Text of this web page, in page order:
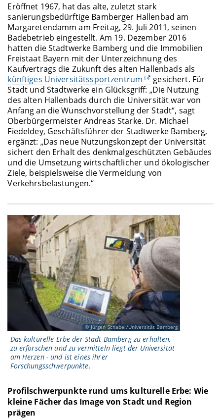
Eröffnet 1967, hat das alte, zuletzt stark
sanierungsbedürftige Bamberger Hallenbad am
Margaretendamm am Freitag, 29. Juli 2011, seinen
Badebetrieb eingestellt. Am 19. Dezember 2016
hatten die Stadtwerke Bamberg und die Immobilien
Freistaat Bayern mit der Unterzeichnung des
Kaufvertrags die Zukunft des alten Hallenbads als
künftiges Universitätssportzentrum
gesichert. Für
Stadt und Stadtwerke ein Glücksgriff: „Die Nutzung
des alten Hallenbads durch die Universität war von
Anfang an die Wunschvorstellung der Stadt“, sagt
Oberbürgermeister Andreas Starke. Dr. Michael
Fiedeldey, Geschäftsführer der Stadtwerke Bamberg,
ergänzt: „Das neue Nutzungskonzept der Universität
sichert den Erhalt des denkmalgeschützten Gebäudes
und die Umsetzung wirtschaftlicher und ökologischer
Ziele, beispielsweise die Vermeidung von
Verkehrsbelastungen.“
Jürgen Schabel/Universität Bamberg
Das kulturelle Erbe der Stadt Bamberg zu erhalten,
zu erforschen und zu vermitteln liegt der Universität
am Herzen - und ist eines ihrer
Forschungsschwerpunkte.
Profilschwerpunkte rund ums kulturelle Erbe: Wie
kleine Fächer das Image von Stadt und Region
prägen